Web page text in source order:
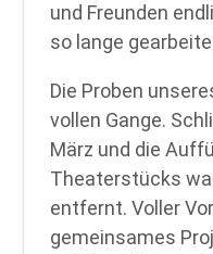
und Freunden
so lange
Die Proben
vollen Gange.
März und die
Theaterstücks
entfernt. Voller
gemeinsames